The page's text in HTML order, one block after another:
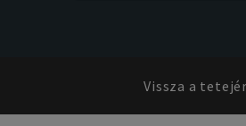
Vissza a